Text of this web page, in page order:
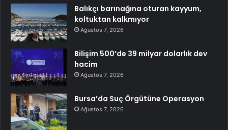
Balıkçı barınağına oturan kayyum,
koltuktan kalkmıyor
Ağustos 7, 2026
Bilişim 500’de 39 milyar dolarlık dev
hacim
Ağustos 7, 2026
Bursa’da Suç Örgütüne Operasyon
Ağustos 7, 2026